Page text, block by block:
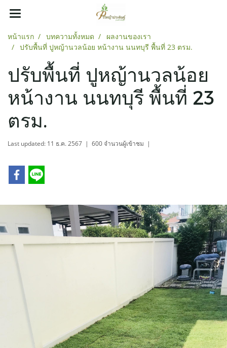
หน้าแรก บทความทั้งหมด
ผลงานของเรา
ปรับพื้นที่ ปูหญ้านวลน้อย หน้างาน นนทบุรี พื้นที่ 23 ตรม.
ปรับพื้นที่ ปูหญ้านวลน้อย
หน้างาน นนทบุรี พื้นที่ 23
ตรม.
Last updated: 11 ธ.ค. 2567 | 600 จำนวนผู้เข้าชม |